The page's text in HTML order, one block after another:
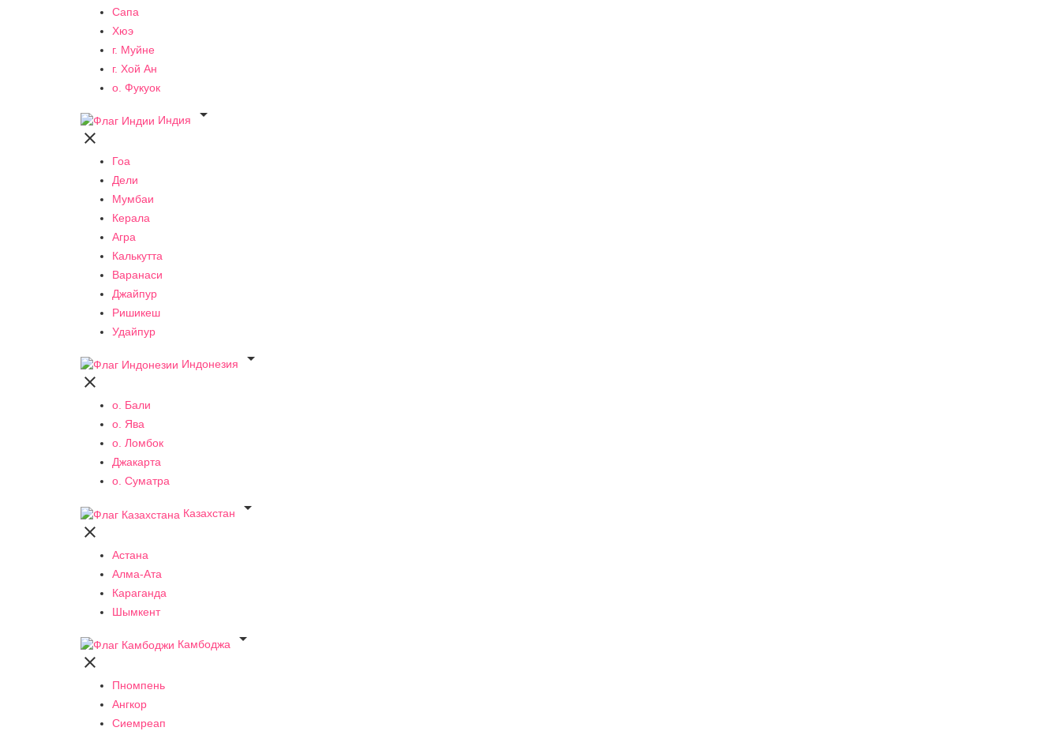
Сапа
Хюэ
г. Муйне
г. Хой Ан
о. Фукуок
Индия


Гоа
Дели
Мумбаи
Керала
Агра
Калькутта
Варанаси
Джайпур
Ришикеш
Удайпур
Индонезия


о. Бали
о. Ява
о. Ломбок
Джакарта
о. Суматра
Казахстан


Астана
Алма-Ата
Караганда
Шымкент
Камбоджа


Пномпень
Ангкор
Сиемреап